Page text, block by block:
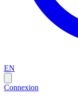
EN
Connexion